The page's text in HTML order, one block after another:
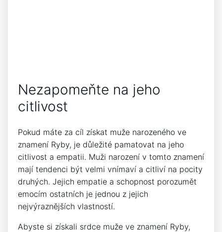
Nezapomeňte na jeho
citlivost
Pokud máte za cíl získat muže narozeného ve
znamení Ryby, je důležité pamatovat na jeho
citlivost a empatii. Muži narození v tomto znamení
mají tendenci být velmi vnímaví a citliví na pocity
druhých. Jejich empatie a schopnost porozumět
emocím ostatních je jednou z jejich
nejvýraznějších vlastností.
Abyste si získali srdce muže ve znamení Ryby,